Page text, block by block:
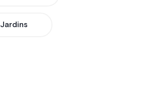
Jardins